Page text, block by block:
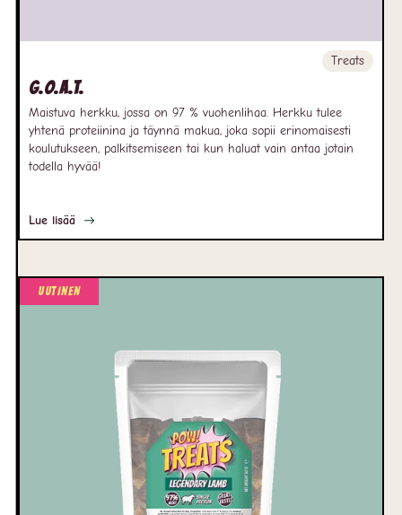
Treats
G.O.A.T.
Maistuva herkku, jossa on 97 % vuohenlihaa. Herkku tulee
yhtenä proteiinina ja täynnä makua, joka sopii erinomaisesti
koulutukseen, palkitsemiseen tai kun haluat vain antaa jotain
todella hyvää!
Lue lisää
Uutinen